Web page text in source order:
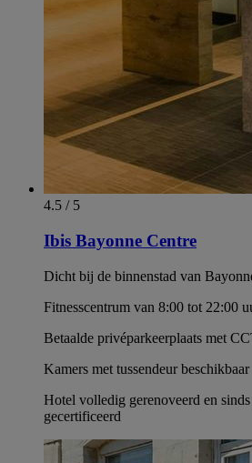
4.5 / 5
Ibis Bayonne Centre
Dicht bij de binnenstad van
Fitnesscentrum van 8:00 tot 22:00
Betaalde privéparkeerplaats met
Kamers met tussendeur
Hotel volledig gerenoveerd en
gecertificeerd